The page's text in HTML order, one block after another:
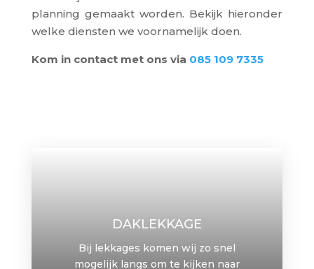
planning gemaakt worden. Bekijk hieronder
welke diensten we voornamelijk doen.
Kom in contact met ons via 085 109 7335
DAKLEKKAGE
Bij lekkages komen wij zo snel
mogelijk langs om te kijken naar